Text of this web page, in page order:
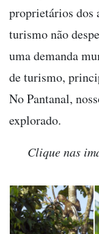
proprietários dos
turismo não
uma demanda
de turismo,
No Pantanal,
explorado.
Clique nas